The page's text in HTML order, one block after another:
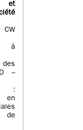
et
CW
à
des
–
:
en
de